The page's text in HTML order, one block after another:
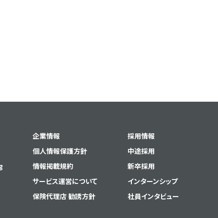
企業情報
個人情報保護方針
情報掲載規約
サービス運営について
保険代理店 勧誘方針
採用情報
中途採用
新卒採用
インターンシップ
社員インタビュー